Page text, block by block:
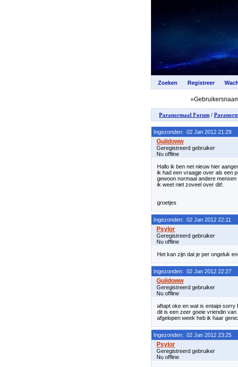
Paranormaal Forum /
Ingezonden: 02 Jan 2012 21:29
Geregistreerd gebruiker
Nu offline
Hallo ik ben net nieuw hier
ik had een vraagje over als een
gewoon normaal andere
ik weet niet zoveel over dit!.
groetjes
Ingezonden: 02 Jan 2012 22:11
Geregistreerd gebruiker
Nu offline
Het kan zijn dat je per ongeluk
Ingezonden: 02 Jan 2012 22:27
Geregistreerd gebruiker
Nu offline
aftapt oke en wat is entaipi sorry
dit is een zeer goeie vriendin van
afgelopen week heb ik haar
Ingezonden: 02 Jan 2012 23:25
Geregistreerd gebruiker
Nu offline